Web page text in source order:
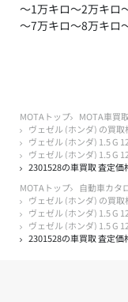
～1万キロ～2万キロ
～7万キロ～8万キロ
MOTAトップ MOTA車買取
ヴェゼル (ホンダ) の買取
ヴェゼル (ホンダ) 1.5 G
ヴェゼル (ホンダ) 1.5 G
2301528の車買取 査定価
MOTAトップ
自動車カタ
ヴェゼル (ホンダ) の買取
ヴェゼル (ホンダ) 1.5 G
ヴェゼル (ホンダ) 1.5 G
2301528の車買取 査定価